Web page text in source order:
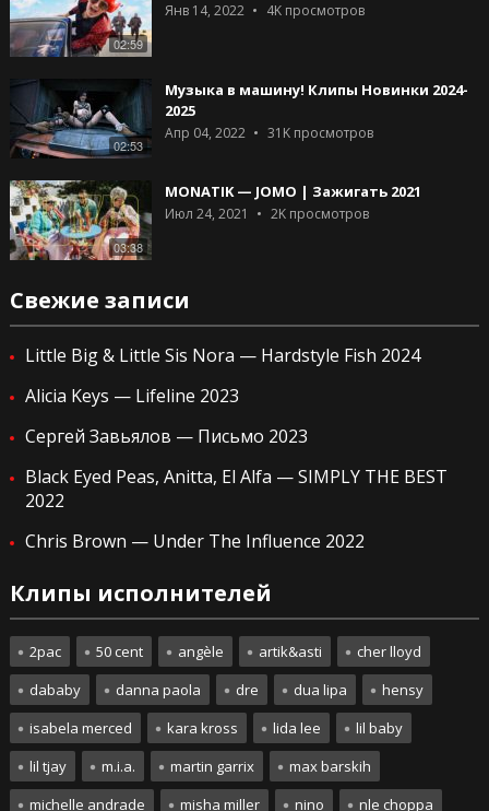
02:59
Янв 14, 2022 4Kпросмотров
02:53
Музыка в машину! Клипы Новинки 2024-
2025
Апр 04, 2022 31Kпросмотров
03:38
MONATIK — JOMO | Зажигать 2021
Июл 24, 2021 2Kпросмотров
Свежие записи
Little Big & Little Sis Nora — Hardstyle Fish 2024
Alicia Keys — Lifeline 2023
Сергей Завьялов — Письмо 2023
Black Eyed Peas, Anitta, El Alfa — SIMPLY THE BEST
2022
Chris Brown — Under The Influence 2022
Клипы исполнителей
2pac 50 cent angèle artik&asti
cher lloyd
dababy
danna paola dre dua lipa
hensy
isabela merced
kara kross lida lee
lil baby
lil tjay
m.i.a. martin garrix
max barskih
michelle andrade
misha miller nino nle choppa